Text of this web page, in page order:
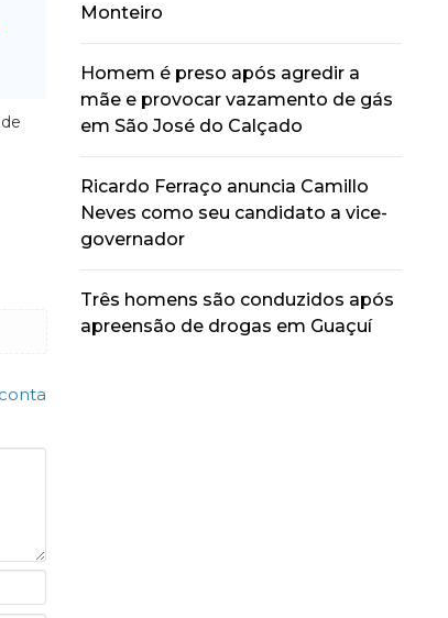
Monteiro
Homem é preso após agredir a
mãe e provocar vazamento de gás
em São José do Calçado
Ricardo Ferraço anuncia Camillo
Neves como seu candidato a vice-
governador
Três homens são conduzidos após
apreensão de drogas em Guaçuí